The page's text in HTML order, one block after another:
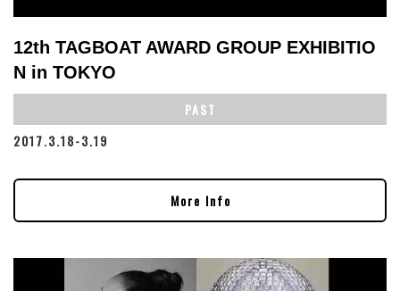
12th TAGBOAT AWARD GROUP EXHIBITIO
N in TOKYO
PAST
2017.3.18-3.19
More Info